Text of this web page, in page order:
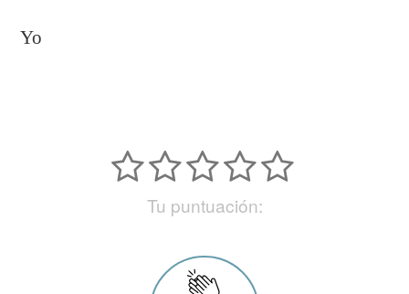
Yo
Tu puntuación: